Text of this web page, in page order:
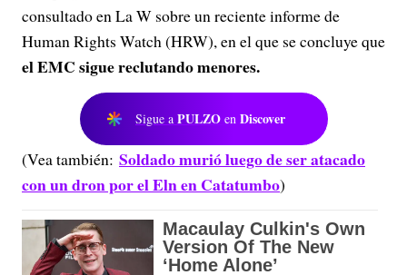
consultado en La W sobre un reciente informe de
Human Rights Watch (HRW), en el que se concluye que
el EMC sigue reclutando menores.
Sigue a PULZO en Discover
(Vea también: Soldado murió luego de ser atacado
con un dron por el Eln en Catatumbo)